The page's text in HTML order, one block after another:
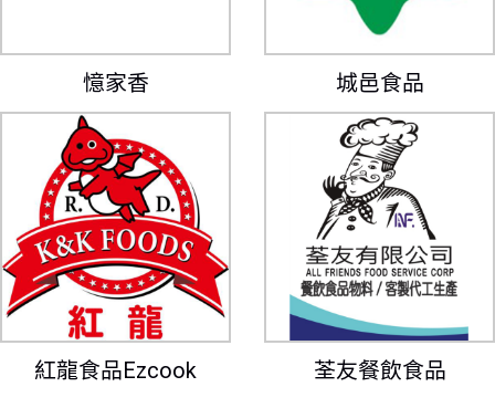
憶家香 城邑食品
紅龍食品Ezcook 荃友餐飲食品